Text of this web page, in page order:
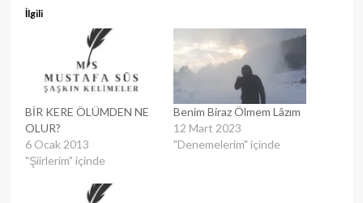
İlgili
BİR KERE ÖLÜMDEN NE
OLUR?
6 Ocak 2013
"Şiirlerim" içinde
Benim Biraz Ölmem Lâzım
12 Mart 2023
"Denemelerim" içinde